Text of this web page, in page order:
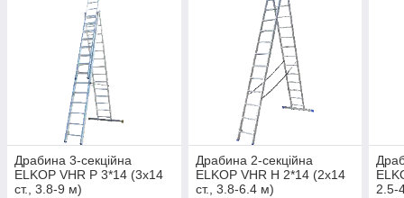
Драбина 3-секційна
ELKOP VHR Р 3*14 (3х14
ст., 3.8-9 м)
Драбина 2-секційна
ELKOP VHR H 2*14 (2х14
ст., 3.8-6.4 м)
2.5-